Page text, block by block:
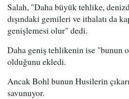
Salah, "Daha büyük tehlike,
dışındaki gemileri ve ithalatı da
genişlemesi olur" dedi.
Daha geniş tehlikenin ise "bunun
olduğunu ekledi.
Ancak Bohl bunun Husilerin
savunuyor.